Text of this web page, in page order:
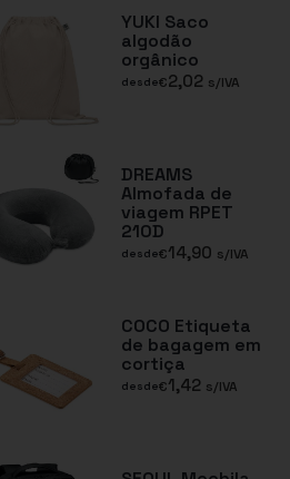
YUKI Saco
algodão
orgânico
desde€2,02 s/IVA
DREAMS
Almofada de
viagem RPET
210D
desde€14,90 s/IVA
COCO Etiqueta
de bagagem em
cortiça
desde€1,42 s/IVA